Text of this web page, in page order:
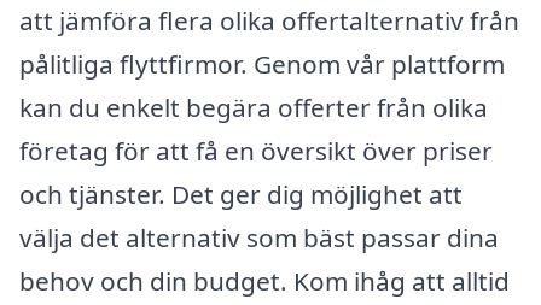
att jämföra flera olika offertalternativ från
pålitliga flyttfirmor. Genom vår plattform
kan du enkelt begära offerter från olika
företag för att få en översikt över priser
och tjänster. Det ger dig möjlighet att
välja det alternativ som bäst passar dina
behov och din budget. Kom ihåg att alltid